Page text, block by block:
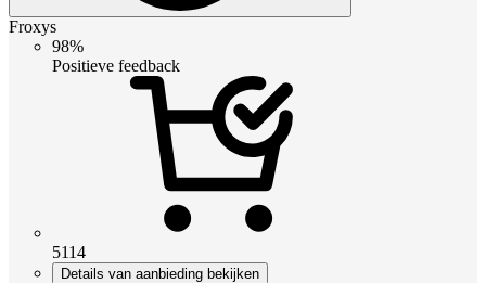
Froxys
98%
Positieve feedback
5114
Details van aanbieding bekijken